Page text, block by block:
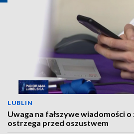
LUBLIN
Uwaga na fałszywe wiadomości
ostrzega przed oszustwem